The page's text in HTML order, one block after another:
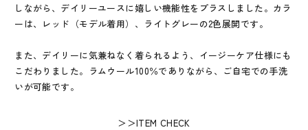
しながら、デイリーユースに嬉しい機能性をプラスしました。カラ
ーは、レッド（モデル着用）、ライトグレーの2色展開です。
また、デイリーに気兼ねなく着られるよう、イージーケア仕様にも
こだわりました。ラムウール100％でありながら、ご自宅での手洗
いが可能です。
＞＞ITEM CHECK